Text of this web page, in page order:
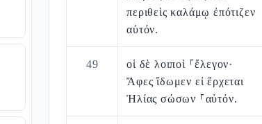
περιθεὶς καλάμῳ ἐπότιζεν
αὐτόν.
49
οἱ δὲ λοιποὶ ⸀ἔλεγον·
Ἄφες ἴδωμεν εἰ ἔρχεται
Ἠλίας σώσων ⸀αὐτόν.